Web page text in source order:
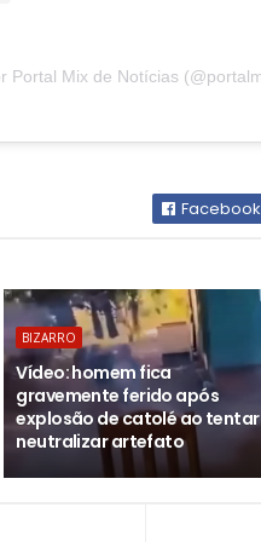
Facebook
BIZARRO
Vídeo: homem fica
gravemente ferido após
explosão de catolé ao tentar
neutralizar artefato